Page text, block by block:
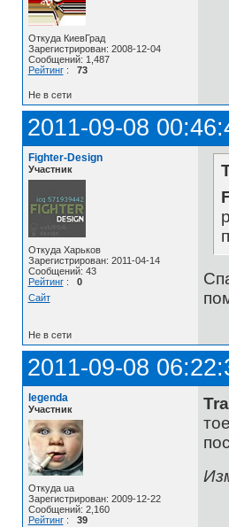
Откуда КиевГрад
Зарегистрирован: 2008-12-04
Сообщений: 1,487
Рейтинг: 73
Не в сети
2011-09-08
Fighter-Design
Участник
Откуда Харьков
Зарегистрирован: 2011-04-14
Сообщений: 43
Рейтинг: 0
Сайт
Не в сети
2011-09-08
legenda
Участник
Откуда ua
Зарегистрирован: 2009-12-22
Сообщений: 2,160
Рейтинг: 39